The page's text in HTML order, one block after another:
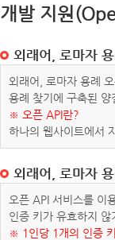
개발 지원
외래어, 로마자
외래어, 로마자 용례
용례 찾기에 구축된
※ 오픈 API란?
하나의 웹사이트에서
외래어, 로마자
오픈 API 서비스를 이
인증 키가 유효하지
※ 1인당 1개의 인증